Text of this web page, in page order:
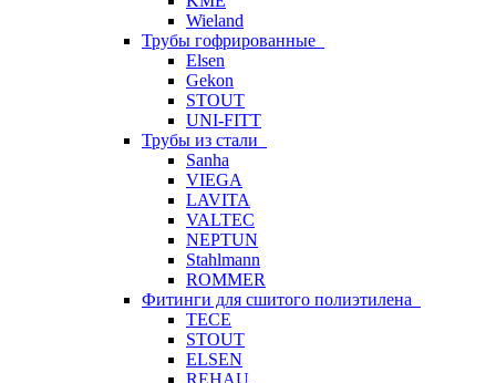
Wieland
Трубы гофрированные
Elsen
Gekon
STOUT
UNI-FITT
Трубы из стали
Sanha
VIEGA
LAVITA
VALTEC
NEPTUN
Stahlmann
ROMMER
Фитинги для сшитого полиэтилена
TECE
STOUT
ELSEN
REHAU